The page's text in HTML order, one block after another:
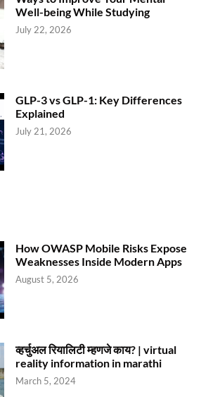
Well-being While Studying
July 22, 2026
GLP-3 vs GLP-1: Key Differences
Explained
July 21, 2026
How OWASP Mobile Risks Expose
Weaknesses Inside Modern Apps
August 5, 2026
व्हर्चुअल रियालिटी म्हणजे काय? | virtual
reality information in marathi
March 5, 2024